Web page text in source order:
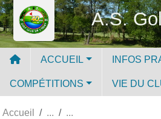
A.S.
ACCUEIL INFOS
COMPÉTITIONS VIE DU
Accueil
Panneau de gestion des cookies